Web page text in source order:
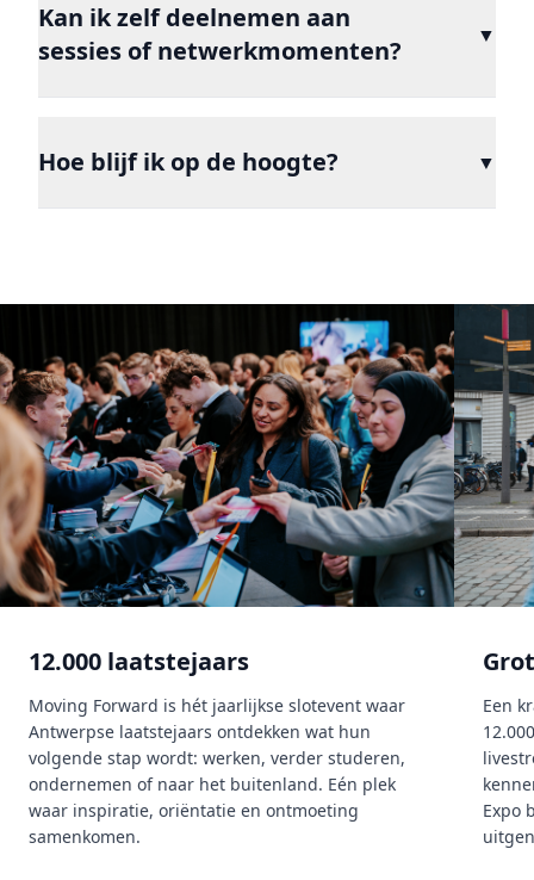
Kan ik zelf deelnemen aan
sessies of netwerkmomenten?
▼
Hoe blijf ik op de hoogte? ▼
12.000 laatstejaars
Moving Forward is hét jaarlijkse slotevent waar
Antwerpse laatstejaars ontdekken wat hun
volgende stap wordt: werken, verder studeren,
ondernemen of naar het buitenland. Eén plek
waar inspiratie, oriëntatie en ontmoeting
samenkomen.
Een
Expo